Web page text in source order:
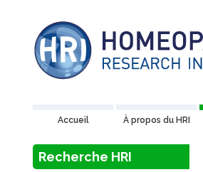
Accueil À propos du HRI
Recherche HRI